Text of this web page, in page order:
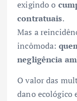
exigindo o
contratuais.
Mas a
incômoda:
negligência
O valor das
dano ecológico